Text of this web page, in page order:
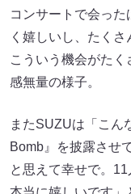
コンサートで会っ
く嬉しいし、たくさ
こういう機会がた
感無量の様子。
またSUZUは「こん
Bomb』を披露させ
と思えて幸せで。